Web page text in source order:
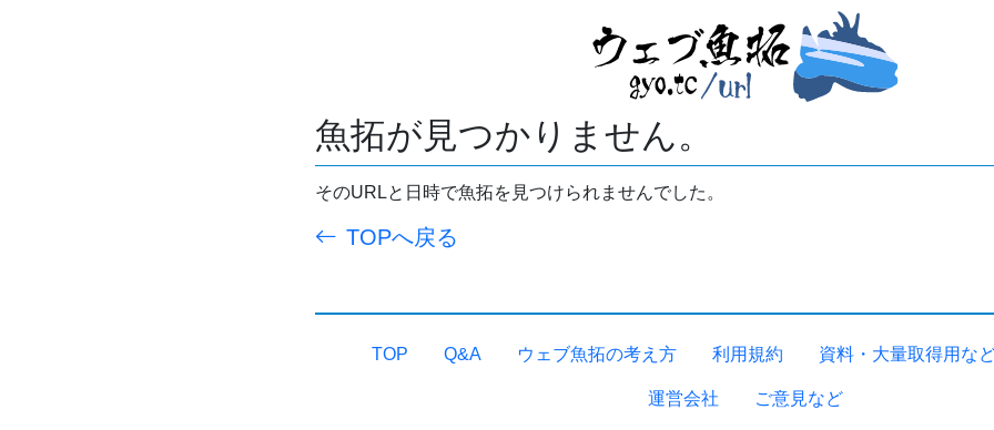
魚拓が見つかりません。
そのURLと日時で魚拓を見つけられませんでした。
TOPへ戻る
TOP Q&A ウェブ魚拓の考え方 利用規約 資料・大量取得用な
運営会社 ご意見など